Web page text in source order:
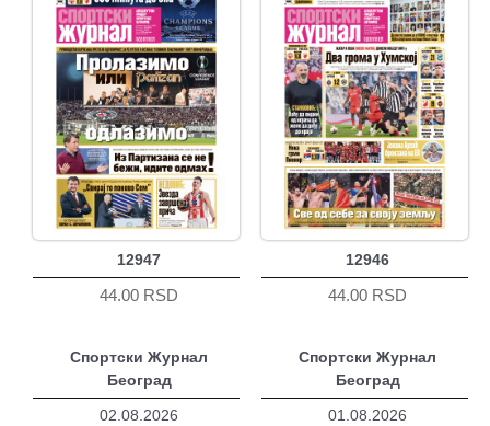
12947
44.00 RSD
12946
44.00 RSD
Спортски Журнал
Београд
02.08.2026
Спортски Журнал
Београд
01.08.2026